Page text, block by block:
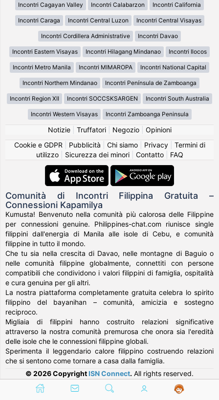
Incontri Cagayan Valley Incontri Calabarzon Incontri California
Incontri Caraga Incontri Central Luzon Incontri Central Visayas
Incontri Cordillera Administrative Incontri Davao
Incontri Eastern Visayas Incontri Hilagang Mindanao Incontri Ilocos
Incontri Metro Manila Incontri MIMAROPA Incontri National Capital
Incontri Northern Mindanao Incontri Península de Zamboanga
Incontri Region XII Incontri SOCCSKSARGEN Incontri South Australia
Incontri Western Visayas Incontri Zamboanga Peninsula
Notizie| Truffatori| Negozio| Opinioni
Cookie e GDPR
Pubblicità Chi siamo| Privacy| Termini di
utilizzo| Sicurezza dei minori| Contatto| FAQ
Comunità di Incontri Filippina Gratuita –
Connessioni Kapamilya
Kumusta! Benvenuto nella comunità più calorosa delle Filippine
per connessioni genuine. Philippines-chat.com riunisce single
filippini dall'energia di Manila alle isole di Cebu, e comunità
filippine in tutto il mondo.
Che tu sia nella crescita di Davao, nelle montagne di Baguio o
nelle comunità filippine globalmente, connettiti con persone
compatibili che condividono i valori filippini di famiglia, ospitalità
e cura genuina per gli altri.
La nostra piattaforma completamente gratuita celebra lo spirito
filippino del bayanihan – comunità, amicizia e sostegno
reciproco.
Migliaia di filippini hanno costruito relazioni significative
attraverso la nostra comunità premurosa che onora sia l'eredità
delle isole che le connessioni filippine globali.
Sperimenta il leggendario calore filippino costruendo relazioni
che si sentono come tornare a casa dalla famiglia.
© 2026 Copyright ISN Connect. All rights reserved.